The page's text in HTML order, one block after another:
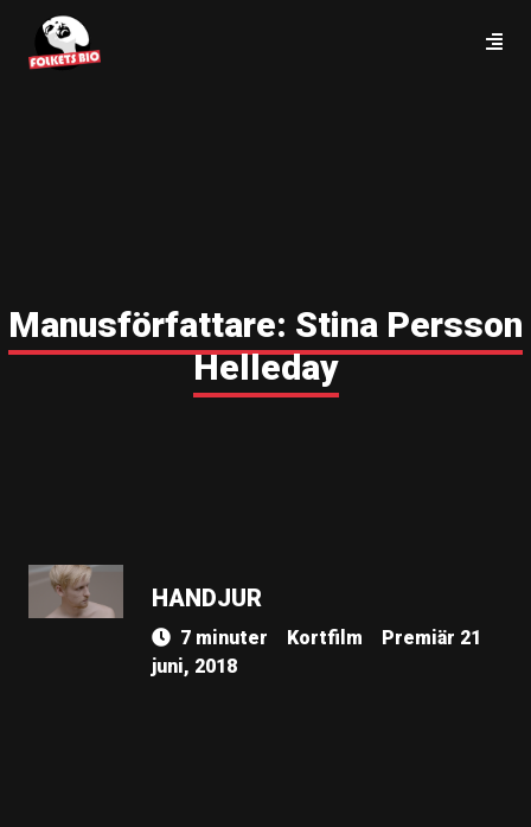
Manusförfattare: Stina Persson
Helleday
HANDJUR
7 minuter Kortfilm
Premiär 21
juni, 2018